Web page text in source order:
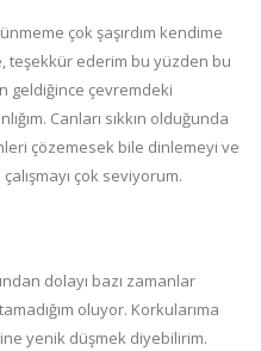
çok şaşırdım kendime
teşekkür ederim bu yüzden bu
geldiğince çevremdeki
Canları sıkkın olduğunda
çözemesek bile dinlemeyi ve
çok seviyorum.
dolayı bazı zamanlar
oluyor. Korkularıma
yenik düşmek diyebilirim.